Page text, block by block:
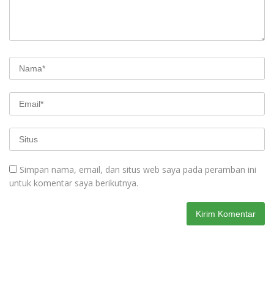
Simpan nama, email, dan situs web saya pada peramban ini
untuk komentar saya berikutnya.